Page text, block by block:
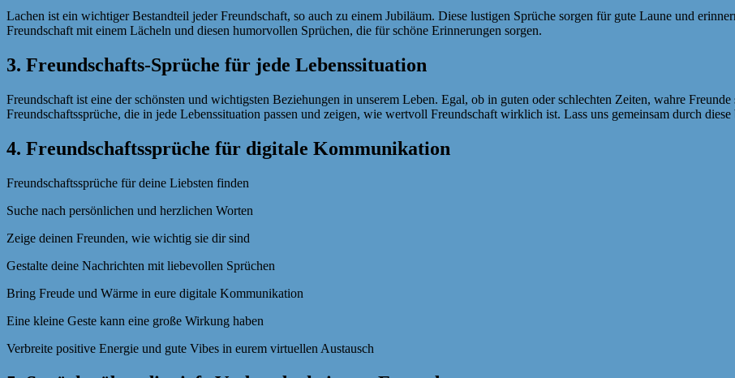
Lachen ist ein wichtiger Bestandteil jeder Freundschaft, so auch zu einem Jubiläum. Diese lustigen Sprüche sorgen für gute Laune und
Freundschaft mit einem Lächeln und diesen humorvollen Sprüchen, die für schöne Erinnerungen sorgen.
3. Freundschafts-Sprüche für jede Lebenssituation
Freundschaft ist eine der schönsten und wichtigsten Beziehungen in unserem Leben. Egal, ob in guten oder schlechten Zeiten, wahre
Freundschaftssprüche, die in jede Lebenssituation passen und zeigen, wie wertvoll Freundschaft wirklich ist. Lass uns gemeinsam durch
4. Freundschaftssprüche für digitale Kommunikation
Freundschaftssprüche für deine Liebsten finden
Suche nach persönlichen und herzlichen Worten
Zeige deinen Freunden, wie wichtig sie dir sind
Gestalte deine Nachrichten mit liebevollen Sprüchen
Bring Freude und Wärme in eure digitale Kommunikation
Eine kleine Geste kann eine große Wirkung haben
Verbreite positive Energie und gute Vibes in eurem virtuellen Austausch